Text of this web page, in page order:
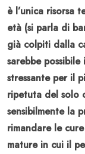
è l’unica risorsa
età (si parla di
già colpiti dalla
sarebbe
stressante per il
ripetuta del solo
sensibilmente la
rimandare le
mature in cui il